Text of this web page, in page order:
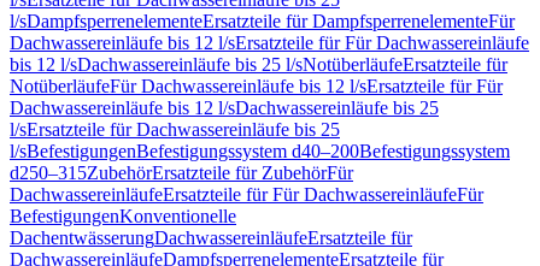
l/sDampfsperrenelementeErsatzteile für DampfsperrenelementeFür
Dachwassereinläufe bis 12 l/sErsatzteile für Für Dachwassereinläufe
bis 12 l/sDachwassereinläufe bis 25 l/sNotüberläufeErsatzteile für
NotüberläufeFür Dachwassereinläufe bis 12 l/sErsatzteile für Für
Dachwassereinläufe bis 12 l/sDachwassereinläufe bis 25
l/sErsatzteile für Dachwassereinläufe bis 25
l/sBefestigungenBefestigungssystem d40–200Befestigungssystem
d250–315ZubehörErsatzteile für ZubehörFür
DachwassereinläufeErsatzteile für Für DachwassereinläufeFür
BefestigungenKonventionelle
DachentwässerungDachwassereinläufeErsatzteile für
DachwassereinläufeDampfsperrenelementeErsatzteile für